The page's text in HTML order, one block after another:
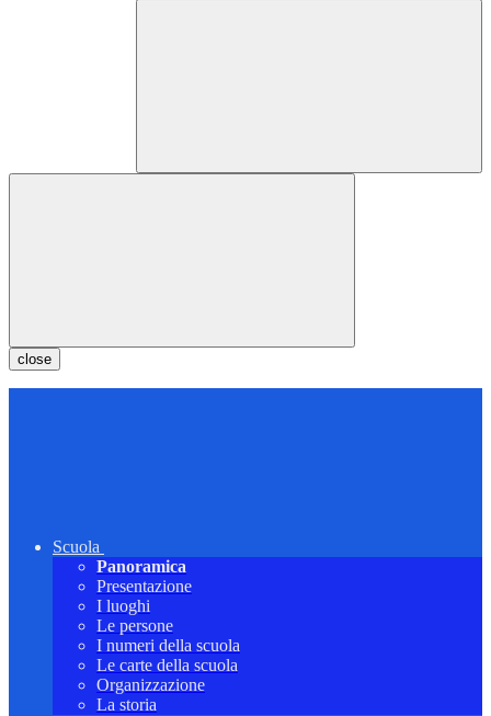
close
Scuola
Panoramica
Presentazione
I luoghi
Le persone
I numeri della scuola
Le carte della scuola
Organizzazione
La storia